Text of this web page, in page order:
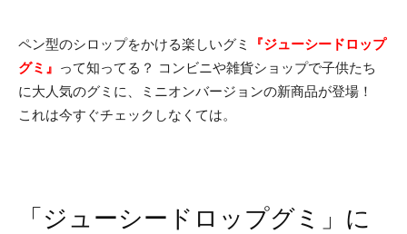
ペン型のシロップをかける楽しいグミ
『ジューシードロップ
グミ』 って知ってる？ コンビニや雑貨ショップで子供たち
に大人気のグミに、ミニオンバージョンの新商品が登場！
これは今すぐチェックしなくては。
「ジューシードロップグミ」に